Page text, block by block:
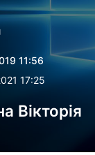
11:56
17:25
Вікторія